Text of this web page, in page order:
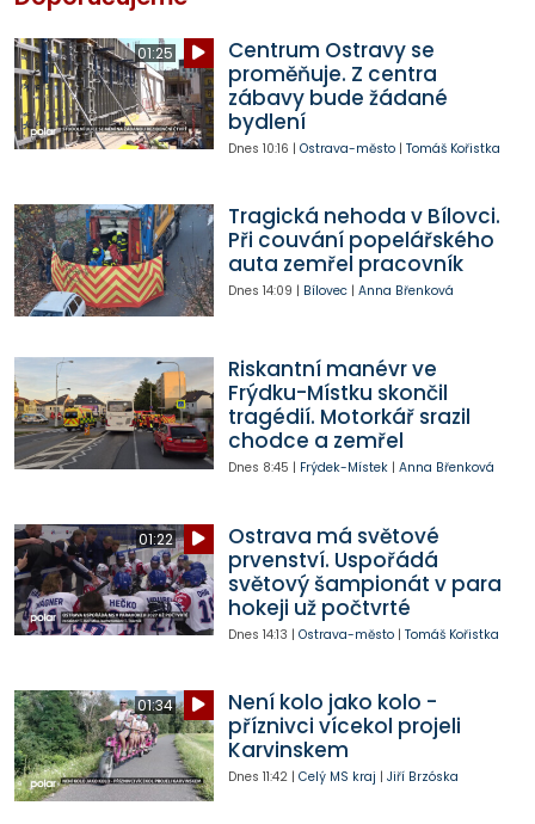
01:25
Centrum Ostravy se
proměňuje. Z centra
zábavy bude žádané
bydlení
Dnes 10:16 | Ostrava-město| Tomáš Kořistka
Tragická nehoda v Bílovci.
Při couvání popelářského
auta zemřel pracovník
Dnes 14:09 | Bílovec| Anna Břenková
Riskantní manévr ve
Frýdku-Místku skončil
tragédií. Motorkář srazil
chodce a zemřel
Dnes 8:45 | Frýdek-Místek| Anna Břenková
01:22
Ostrava má světové
prvenství. Uspořádá
světový šampionát v para
hokeji už počtvrté
Dnes 14:13 | Ostrava-město| Tomáš Kořistka
01:34
Není kolo jako kolo -
příznivci vícekol projeli
Karvinskem
Dnes 11:42| Celý MS kraj | Jiří Brzóska